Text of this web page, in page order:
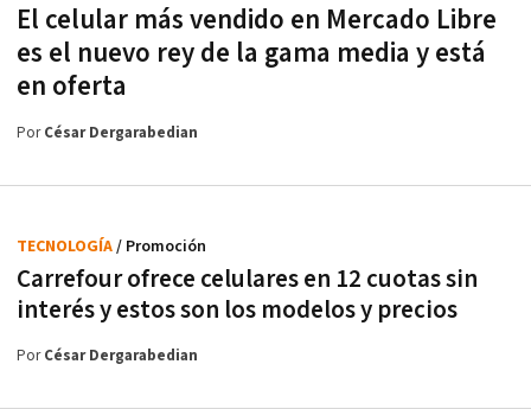
El celular más vendido en Mercado Libre
es el nuevo rey de la gama media y está
en oferta
PorCésar Dergarabedian
Carrefour ofrece celulares en 12 cuotas sin
interés y estos son los modelos y precios
TECNOLOGÍA/ Promoción
PorCésar Dergarabedian